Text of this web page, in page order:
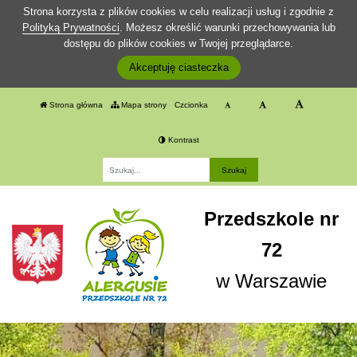
Strona korzysta z plików cookies w celu realizacji usług i zgodnie z
Polityką Prywatności. Możesz określić warunki przechowywania lub
dostępu do plików cookies w Twojej przeglądarce.
Akceptuję ciasteczka
Strona główna Mapa strony Czcionka
Kontrast
Przedszkole nr
72
w Warszawie